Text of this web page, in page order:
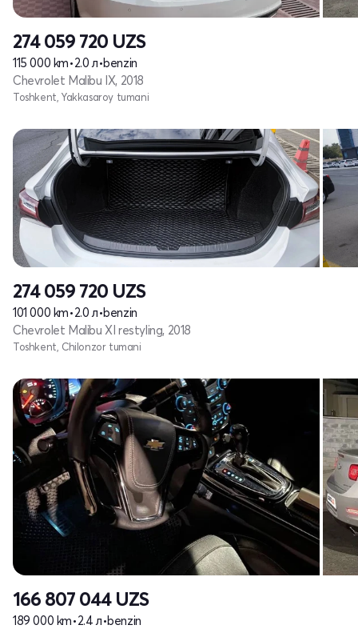
274 059 720 UZS
115 000 km•2.0 л•benzin
Chevrolet Malibu IX, 2018
Toshkent, Yakkasaroy tumani
274 059 720 UZS
101 000 km•2.0 л•benzin
Chevrolet Malibu XI restyling, 2018
Toshkent, Chilonzor tumani
166 807 044 UZS
189 000 km•2.4 л•benzin